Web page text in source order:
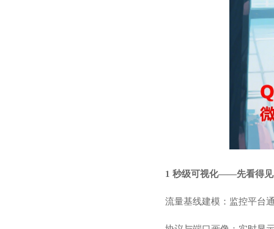
1 秒级可视化——先看得见
流量基线建模：监控平台